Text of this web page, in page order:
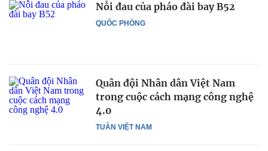
QUỐC PHÒNG
Nỗi đau của pháo đài bay B52
TUẦN VIỆT NAM
Quân đội Nhân dân Việt Nam
trong cuộc cách mạng công nghệ
4.0